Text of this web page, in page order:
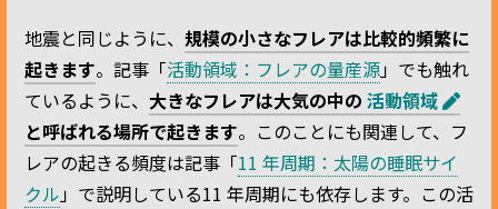
地震と同じように、 規模の小さなフレアは比較的頻繁に
起きます。記事「活動領域：フレアの量産源」でも触れ
ているように、 大きなフレアは大気の中の 活動領域
と呼ばれる場所で起きます。このことにも関連して、フ
レアの起きる頻度は記事「11 年周期：太陽の睡眠サイ
クル」で説明している11 年周期にも依存します。この活